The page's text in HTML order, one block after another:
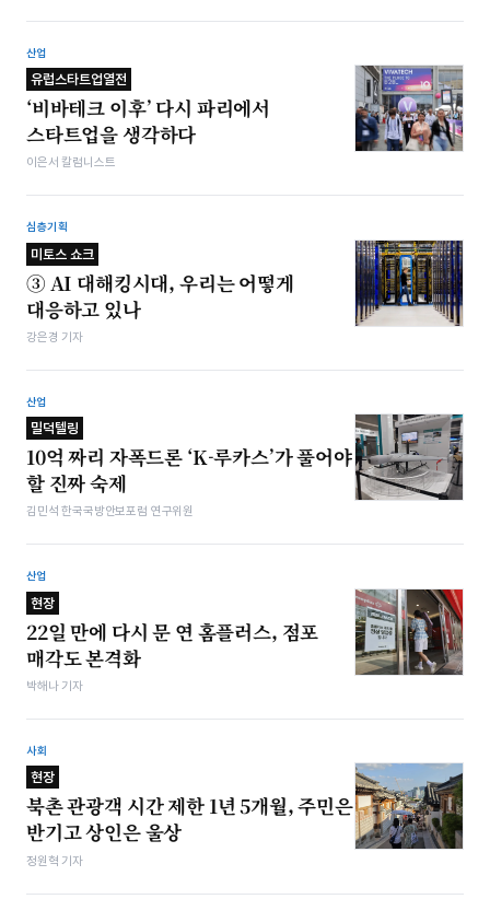
산업
유럽스타트업열전
‘비바테크 이후’ 다시 파리에서
스타트업을 생각하다
이은서 칼럼니스트
심층기획
미토스 쇼크
③ AI 대해킹시대, 우리는 어떻게
대응하고 있나
강은경 기자
산업
밀덕텔링
10억 짜리 자폭드론 ‘K-루카스’가 풀어야
할 진짜 숙제
김민석 한국국방안보포럼 연구위원
산업
현장
22일 만에 다시 문 연 홈플러스, 점포
매각도 본격화
박해나 기자
사회
현장
북촌 관광객 시간 제한 1년 5개월, 주민은
반기고 상인은 울상
정원혁 기자